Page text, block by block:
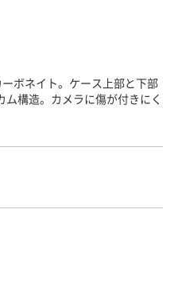
ボネイト。ケース上部と下部
構造。カメラに傷が付きにく